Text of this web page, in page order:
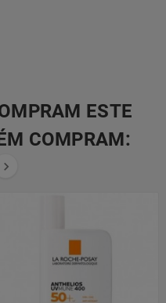
ESTE
COMPRAM:
